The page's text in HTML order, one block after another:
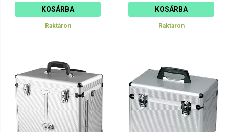
KOSÁRBA
Raktáron
KOSÁRBA
Raktáron